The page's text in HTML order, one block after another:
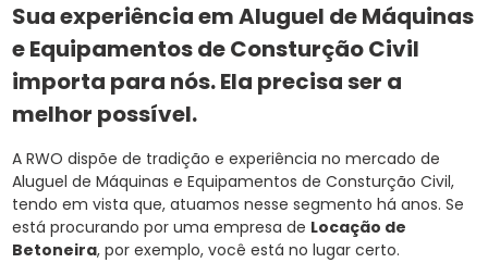
Sua experiência em Aluguel de Máquinas
e Equipamentos de Consturção Civil
importa para nós. Ela precisa ser a
melhor possível.
A RWO dispõe de tradição e experiência no mercado de
Aluguel de Máquinas e Equipamentos de Consturção Civil,
tendo em vista que, atuamos nesse segmento há anos. Se
está procurando por uma empresa de Locação de
Betoneira, por exemplo, você está no lugar certo.